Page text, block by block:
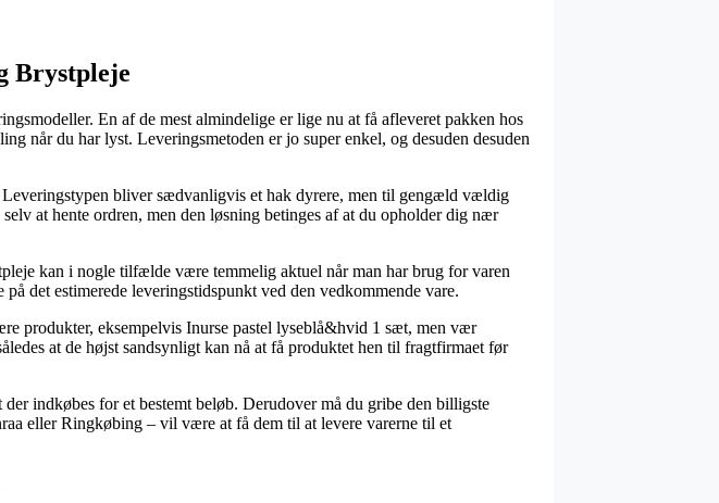
Brystpleje
En af de mest almindelige er lige nu at få afleveret pakken hos
når du har lyst. Leveringsmetoden er jo super enkel, og desuden desuden
bliver sædvanligvis et hak dyrere, men til gengæld vældig
at hente ordren, men den løsning betinges af at du opholder dig nær
kan i nogle tilfælde være temmelig aktuel når man har brug for varen
det estimerede leveringstidspunkt ved den vedkommende vare.
produkter, eksempelvis Inurse pastel lyseblå&hvid 1 sæt, men vær
at de højst sandsynligt kan nå at få produktet hen til fragtfirmaet før
indkøbes for et bestemt beløb. Derudover må du gribe den billigste
eller Ringkøbing – vil være at få dem til at levere varerne til et